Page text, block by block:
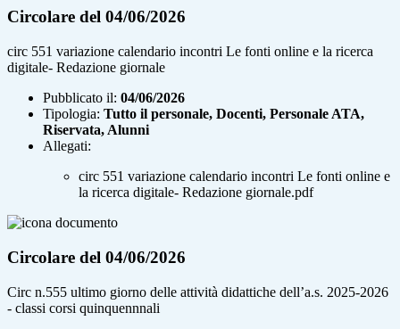
Circolare del 04/06/2026
circ 551 variazione calendario incontri Le fonti online e la ricerca
digitale- Redazione giornale
Pubblicato il: 04/06/2026
Tipologia: Tutto il personale, Docenti, Personale ATA,
Riservata, Alunni
Allegati:
circ 551 variazione calendario incontri Le fonti online e
la ricerca digitale- Redazione giornale.pdf
Circolare del 04/06/2026
Circ n.555 ultimo giorno delle attività didattiche dell’a.s. 2025-2026
- classi corsi quinquennnali